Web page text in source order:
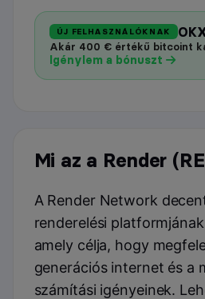
ÚJ FELHASZNÁLÓKNAK
Akár 400 € értékű bitcoint
Igénylem a bónuszt
Mi az a Render
A Render Network
renderelési
amely célja, hogy
generációs internet és a
számítási igényeinek​.